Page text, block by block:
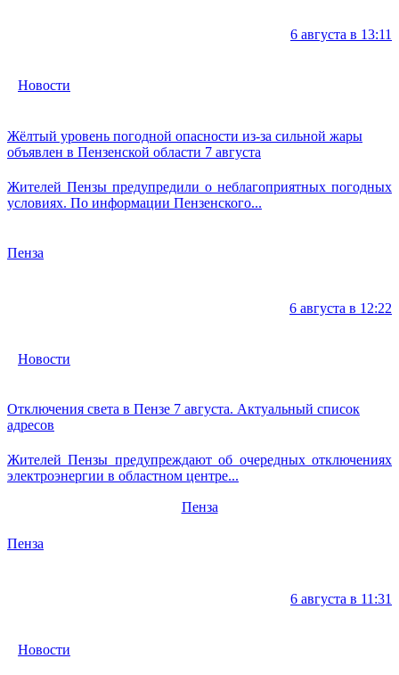
6 августа в 13:11
Новости
Жёлтый уровень погодной опасности из-за сильной жары
объявлен в Пензенской области 7 августа
Жителей Пензы предупредили о неблагоприятных погодных
условиях. По информации Пензенского...
Пенза
6 августа в 12:22
Новости
Отключения света в Пензе 7 августа. Актуальный список
адресов
Жителей Пензы предупреждают об очередных отключениях
электроэнергии в областном центре...
Пенза
Пенза
6 августа в 11:31
Новости